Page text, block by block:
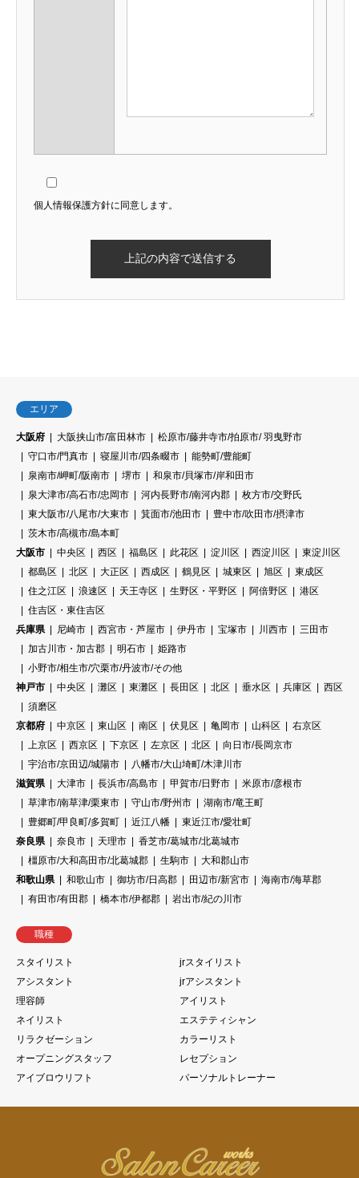
個人情報保護方針に同意します。
エリア
大阪府 大阪挟山市/富田林市
松原市/藤井寺市/拍原市/ 羽曳野市
守口市/門真市
寝屋川市/四条畷市
能勢町/豊能町
泉南市/岬町/阪南市
堺市
和泉市/貝塚市/岸和田市
泉大津市/高石市/忠岡市
河内長野市/南河内郡
枚方市/交野氏
東大阪市/八尾市/大東市
箕面市/池田市
豊中市/吹田市/摂津市
茨木市/高槻市/島本町
大阪市
中央区 西区 福島区 此花区 淀川区 西淀川区
東淀川区
都島区
北区 大正区 西成区 鶴見区 城東区 旭区
東成区
住之江区
浪速区 天王寺区 生野区・平野区 阿倍野区
港区
住吉区・東住吉区
兵庫県
尼崎市 西宮市・芦屋市 伊丹市 宝塚市 川西市
三田市
加古川市・加古郡
明石市
姫路市
小野市/相生市/穴栗市/丹波市/その他
神戸市
中央区 灘区 東灘区 長田区 北区 垂水区 兵庫区
西区
須磨区
京都府
中京区 東山区 南区 伏見区 亀岡市 山科区
右京区
上京区
西京区 下京区 左京区 北区
向日市/長岡京市
宇治市/京田辺/城陽市
八幡市/大山埼町/木津川市
滋賀県
大津市 長浜市/高島市 甲賀市/日野市
米原市/彦根市
草津市/南草津/栗東市
守山市/野州市
湖南市/竜王町
豊郷町/甲良町/多賀町
近江八幡
東近江市/愛壮町
奈良県
奈良市 天理市
香芝市/葛城市/北葛城市
橿原市/大和高田市/北葛城郡
生駒市
大和郡山市
和歌山県
和歌山市 御坊市/日高郡 田辺市/新宮市
海南市/海草郡
有田市/有田郡
橋本市/伊都郡 岩出市/紀の川市
職種
スタイリスト
jrスタイリスト
アシスタント
jrアシスタント
理容師
アイリスト
ネイリスト
エステティシャン
リラクゼーション
カラーリスト
オープニングスタッフ
レセプション
アイブロウリフト
パーソナルトレーナー